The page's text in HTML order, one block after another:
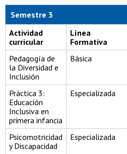
Semestre 3
Actividad
curricular
Línea
Formativa
Pedagogía de
la Diversidad e
Inclusión
Básica
Práctica 3:
Educación
Inclusiva en
primera infancia
Especializada
Psicomotricidad
y Discapacidad
Especializada